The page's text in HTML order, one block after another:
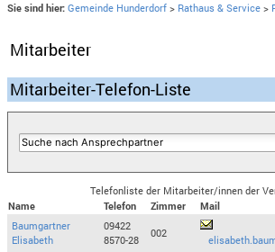
Sie sind hier: Gemeinde Hunderdorf > Rathaus & Service >
Mitarbeiter
Mitarbeiter-Telefon-Liste
Telefonliste der Mitarbeiter/innen der
Name
Telefon Zimmer
Mail
Baumgartner
Elisabeth
09422
8570-28
002